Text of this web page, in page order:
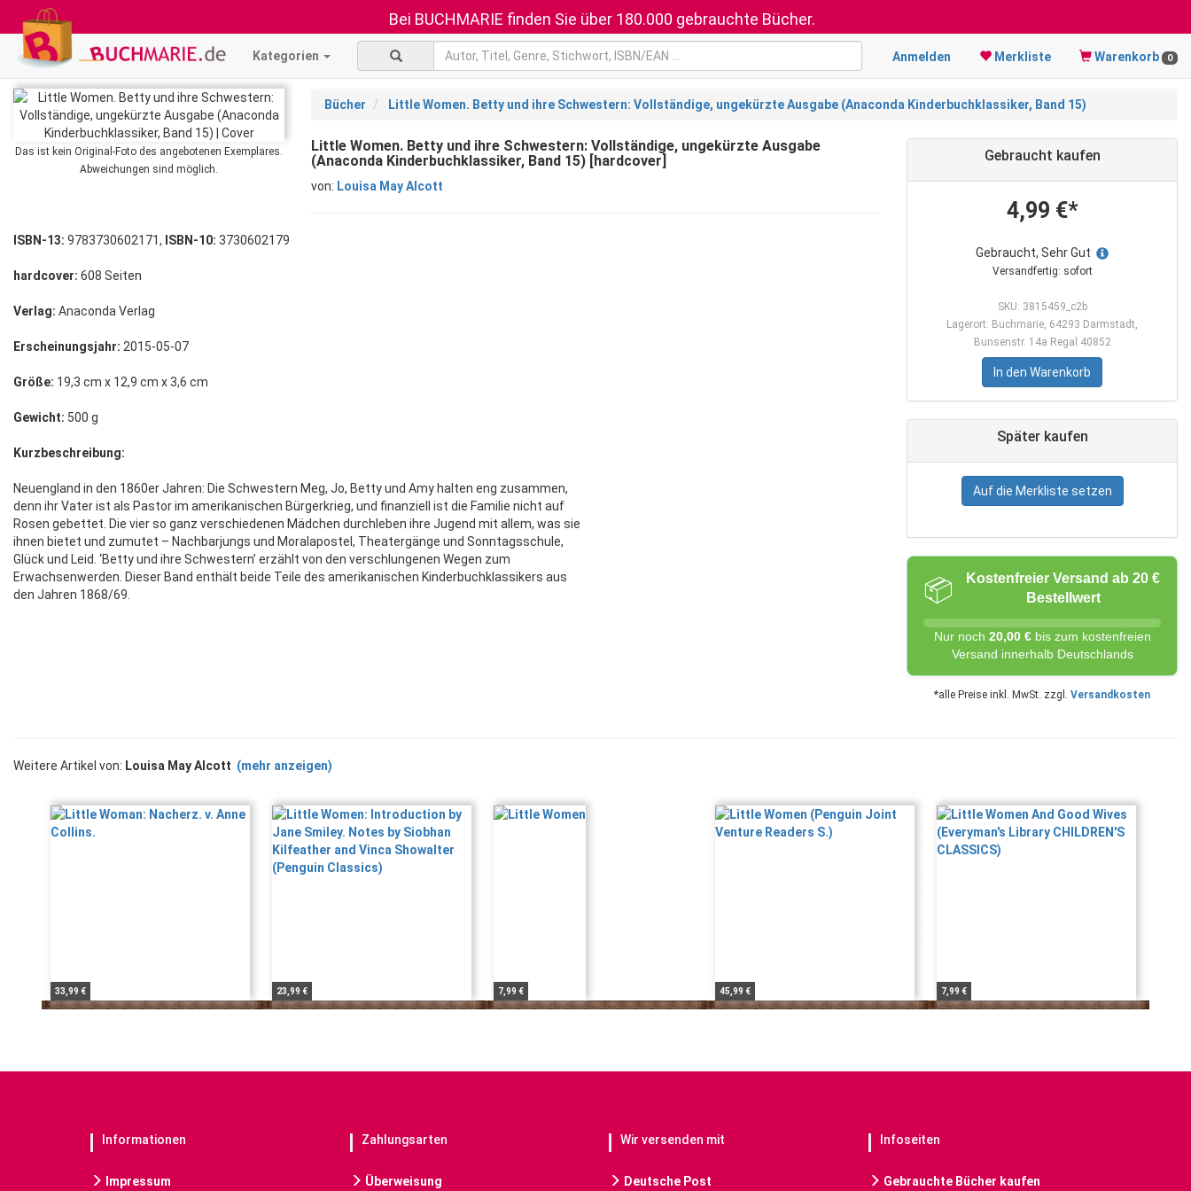
Bei BUCHMARIE finden Sie über 180.000 gebrauchte Bücher.
Kategorien Anmelden Merkliste Warenkorb 0
Das ist kein Original-Foto des angebotenen Exemplares.
Abweichungen sind möglich.
Bücher Little Women. Betty und ihre Schwestern: Vollständige, ungekürzte Ausgabe (Anaconda Kinderbuchklassiker, Band 15)
Little Women. Betty und ihre Schwestern: Vollständige, ungekürzte Ausgabe
(Anaconda Kinderbuchklassiker, Band 15) [hardcover]
von: Louisa May Alcott
Gebraucht kaufen
4,99 €*
Gebraucht, Sehr Gut
Versandfertig: sofort
SKU: 3815459_c2b
Lagerort: Buchmarie, 64293 Darmstadt,
Bunsenstr. 14a Regal 40852
In den Warenkorb
Später kaufen
Auf die Merkliste setzen
📦
Kostenfreier Versand ab 20 €
Bestellwert
Nur noch 20,00 €bis zum kostenfreien
Versand innerhalb Deutschlands
*alle Preise inkl. MwSt. zzgl. Versandkosten
ISBN-13: 9783730602171, ISBN-10: 3730602179
hardcover: 608 Seiten
Verlag: Anaconda Verlag
Erscheinungsjahr: 2015-05-07
Größe: 19,3 cm x 12,9 cm x 3,6 cm
Gewicht: 500 g
Kurzbeschreibung:
Neuengland in den 1860er Jahren: Die Schwestern Meg, Jo, Betty und Amy halten eng zusammen,
denn ihr Vater ist als Pastor im amerikanischen Bürgerkrieg, und finanziell ist die Familie nicht auf
Rosen gebettet. Die vier so ganz verschiedenen Mädchen durchleben ihre Jugend mit allem, was sie
ihnen bietet und zumutet – Nachbarjungs und Moralapostel, Theatergänge und Sonntagsschule,
Glück und Leid. ‘Betty und ihre Schwestern’ erzählt von den verschlungenen Wegen zum
Erwachsenwerden. Dieser Band enthält beide Teile des amerikanischen Kinderbuchklassikers aus
den Jahren 1868/69.
Weitere Artikel von: Louisa May Alcott (mehr anzeigen)
33,99 € 23,99 € 7,99 € 45,99 € 7,99 €
Informationen
Impressum
Zahlungsarten
Überweisung
Wir versenden mit
Deutsche Post
Infoseiten
Gebrauchte Bücher kaufen